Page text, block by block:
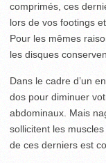
comprimés, ces
lors de vos footings
Pour les mêmes
les disques
Dans le cadre d’un
dos pour diminuer
abdominaux. Mais
sollicitent les
de ces derniers est